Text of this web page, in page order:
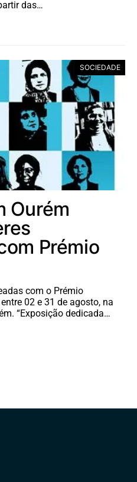
das…
SOCIEDADE
Ourém
Prémio
com o Prémio
02 e 31 de agosto, na
“Exposição dedicada…
Ribatejo